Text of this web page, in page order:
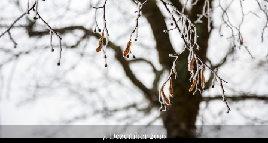
7. Dezember 2016